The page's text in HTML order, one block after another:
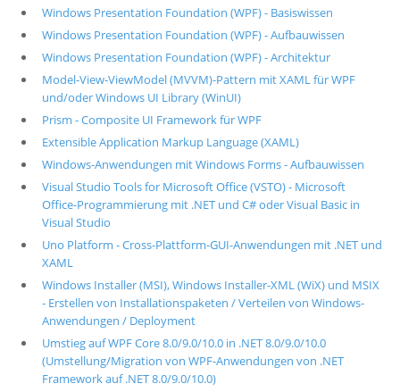
Windows Presentation Foundation (WPF) - Basiswissen
Windows Presentation Foundation (WPF) - Aufbauwissen
Windows Presentation Foundation (WPF) - Architektur
Model-View-ViewModel (MVVM)-Pattern mit XAML für WPF
und/oder Windows UI Library (WinUI)
Prism - Composite UI Framework für WPF
Extensible Application Markup Language (XAML)
Windows-Anwendungen mit Windows Forms - Aufbauwissen
Visual Studio Tools for Microsoft Office (VSTO) - Microsoft
Office-Programmierung mit .NET und C# oder Visual Basic in
Visual Studio
Uno Platform - Cross-Plattform-GUI-Anwendungen mit .NET und
XAML
Windows Installer (MSI), Windows Installer-XML (WiX) und MSIX
- Erstellen von Installationspaketen / Verteilen von Windows-
Anwendungen / Deployment
Umstieg auf WPF Core 8.0/9.0/10.0 in .NET 8.0/9.0/10.0
(Umstellung/Migration von WPF-Anwendungen von .NET
Framework auf .NET 8.0/9.0/10.0)